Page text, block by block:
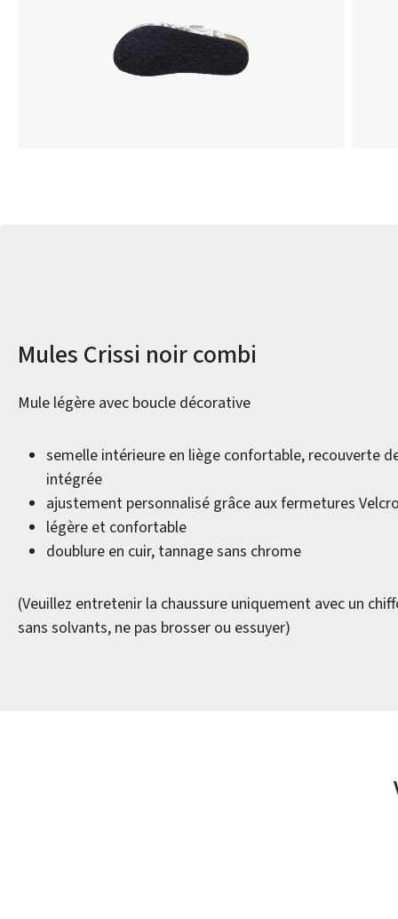
Informations sur le produit
Mules Crissi noir combi
Mule légère avec boucle décorative
semelle intérieure en liège confortable, recouverte
intégrée
ajustement personnalisé grâce aux fermetures Velcro
légère et confortable
doublure en cuir, tannage sans chrome
(Veuillez entretenir la chaussure uniquement avec un
sans solvants, ne pas brosser ou essuyer)